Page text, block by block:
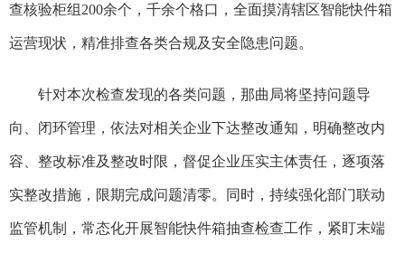
查核验柜组200余个，千余个格口，全面摸清辖区智能快件箱
运营现状，精准排查各类合规及安全隐患问题。
针对本次检查发现的各类问题，那曲局将坚持问题导
向、闭环管理，依法对相关企业下达整改通知，明确整改内
容、整改标准及整改时限，督促企业压实主体责任，逐项落
实整改措施，限期完成问题清零。同时，持续强化部门联动
监管机制，常态化开展智能快件箱抽查检查工作，紧盯末端